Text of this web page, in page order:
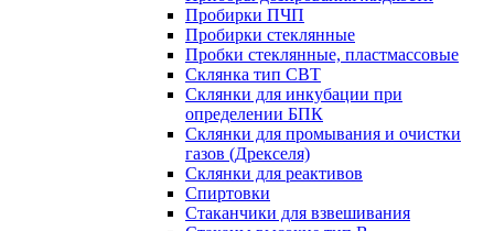
Пробирки ПЧП
Пробирки стеклянные
Пробки стеклянные, пластмассовые
Склянка тип СВТ
Склянки для инкубации при
определении БПК
Склянки для промывания и очистки
газов (Дрекселя)
Склянки для реактивов
Спиртовки
Стаканчики для взвешивания